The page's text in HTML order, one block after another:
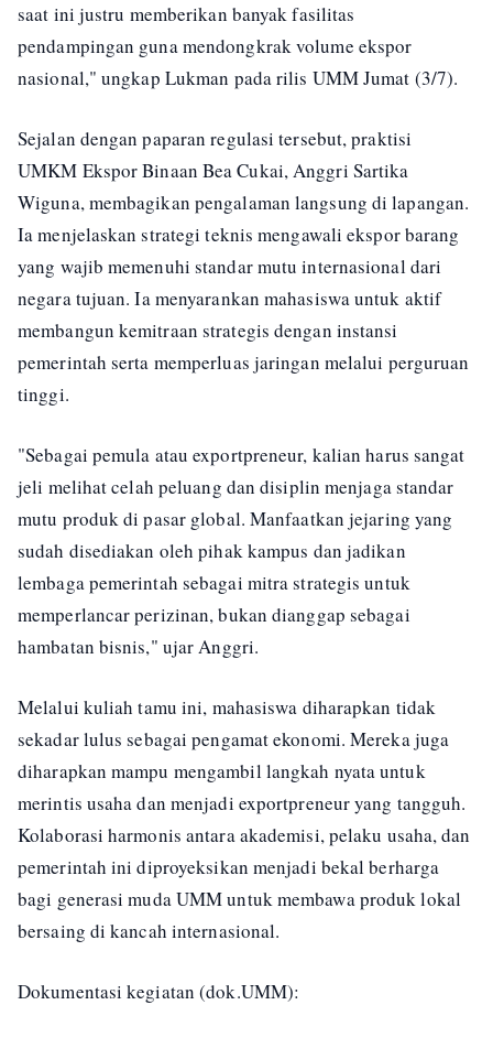
saat ini justru memberikan banyak fasilitas
pendampingan guna mendongkrak volume ekspor
nasional," ungkap Lukman pada rilis UMM Jumat (3/7).
Sejalan dengan paparan regulasi tersebut, praktisi
UMKM Ekspor Binaan Bea Cukai, Anggri Sartika
Wiguna, membagikan pengalaman langsung di lapangan.
Ia menjelaskan strategi teknis mengawali ekspor barang
yang wajib memenuhi standar mutu internasional dari
negara tujuan. Ia menyarankan mahasiswa untuk aktif
membangun kemitraan strategis dengan instansi
pemerintah serta memperluas jaringan melalui perguruan
tinggi.
"Sebagai pemula atau exportpreneur, kalian harus sangat
jeli melihat celah peluang dan disiplin menjaga standar
mutu produk di pasar global. Manfaatkan jejaring yang
sudah disediakan oleh pihak kampus dan jadikan
lembaga pemerintah sebagai mitra strategis untuk
memperlancar perizinan, bukan dianggap sebagai
hambatan bisnis," ujar Anggri.
Melalui kuliah tamu ini, mahasiswa diharapkan tidak
sekadar lulus sebagai pengamat ekonomi. Mereka juga
diharapkan mampu mengambil langkah nyata untuk
merintis usaha dan menjadi exportpreneur yang tangguh.
Kolaborasi harmonis antara akademisi, pelaku usaha, dan
pemerintah ini diproyeksikan menjadi bekal berharga
bagi generasi muda UMM untuk membawa produk lokal
bersaing di kancah internasional.
Dokumentasi kegiatan (dok.UMM):